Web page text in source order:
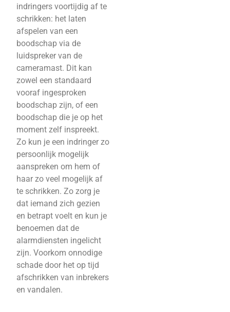
indringers voortijdig af te
schrikken: het laten
afspelen van een
boodschap via de
luidspreker van de
cameramast. Dit kan
zowel een standaard
vooraf ingesproken
boodschap zijn, of een
boodschap die je op het
moment zelf inspreekt.
Zo kun je een indringer zo
persoonlijk mogelijk
aanspreken om hem of
haar zo veel mogelijk af
te schrikken. Zo zorg je
dat iemand zich gezien
en betrapt voelt en kun je
benoemen dat de
alarmdiensten ingelicht
zijn. Voorkom onnodige
schade door het op tijd
afschrikken van inbrekers
en vandalen.